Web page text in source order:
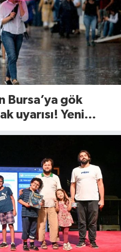
Bursa’ya gök
uyarısı! Yeni